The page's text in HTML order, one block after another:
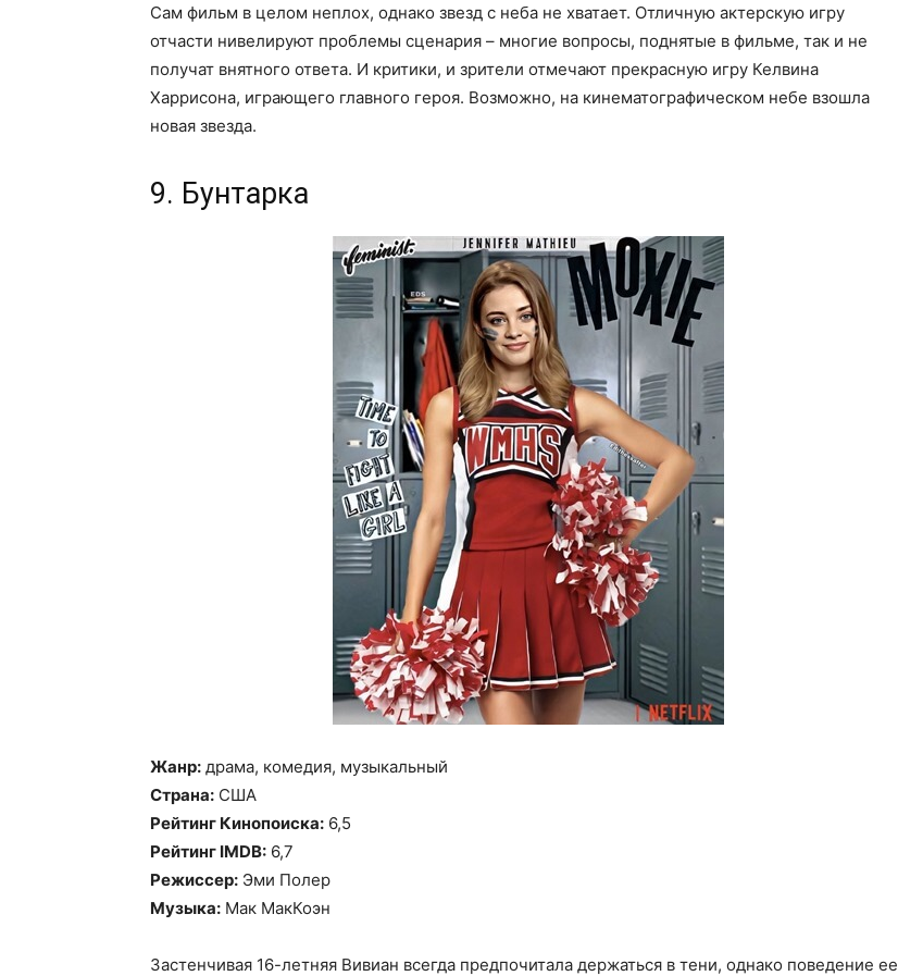
Сам фильм в целом неплох, однако звезд с неба не хватает. Отличную актерскую игру
отчасти нивелируют проблемы сценария – многие вопросы, поднятые в фильме, так и не
получат внятного ответа. И критики, и зрители отмечают прекрасную игру Келвина
Харрисона, играющего главного героя. Возможно, на кинематографическом небе взошла
новая звезда.
9. Бунтарка
Жанр: драма, комедия, музыкальный
Страна: США
Рейтинг Кинопоиска: 6,5
Рейтинг IMDB: 6,7
Режиссер: Эми Полер
Музыка: Мак МакКоэн
Застенчивая 16-летняя Вивиан всегда предпочитала держаться в тени, однако поведение ее